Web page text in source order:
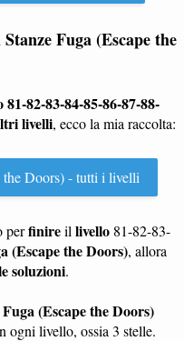
Stanze Fuga (Escape the
81-82-83-84-85-86-87-88-
livelli, ecco la mia raccolta:
the Doors) - tutti i livelli
perfinireil livello 81-82-83-
(Escape the Doors), allora
soluzioni.
(Escape the Doors)
ogni livello, ossia 3 stelle.